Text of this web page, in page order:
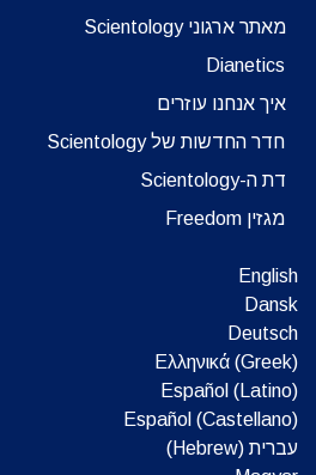
מאתר ארגוני Scientology
Dianetics
איך אנחנו עוזרים
חדר החדשות של Scientology
דת ה-Scientology
מגזין Freedom
English
Dansk
Deutsch
Ελληνικά (Greek)
Español (Latino)
Español (Castellano)
עברית (Hebrew)‏